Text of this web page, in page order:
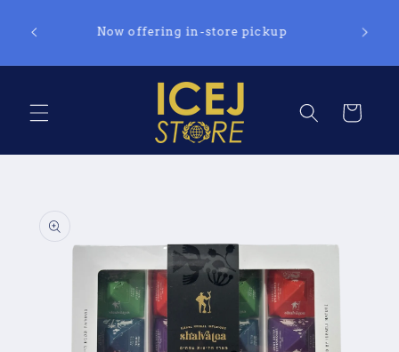
content
with
Now offering in-store pickup
Cart
information